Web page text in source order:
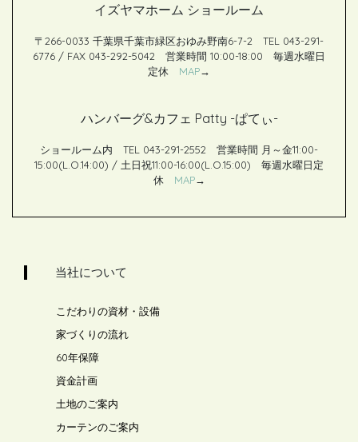
イズヤマホーム ショールーム
〒266-0033 千葉県千葉市緑区おゆみ野南6-7-2 TEL 043-291-
6776 / FAX 043-292-5042 営業時間 10:00-18:00 毎週水曜日
定休 MAP→
ハンバーグ&カフェ Patty -ぱてぃ-
ショールーム内 TEL 043-291-2552 営業時間 月～金11:00-
15:00(L.O.14:00) / 土日祝11:00-16:00(L.O.15:00) 毎週水曜日定
休 MAP→
当社について
こだわりの資材・設備
家づくりの流れ
60年保障
資金計画
土地のご案内
カーテンのご案内